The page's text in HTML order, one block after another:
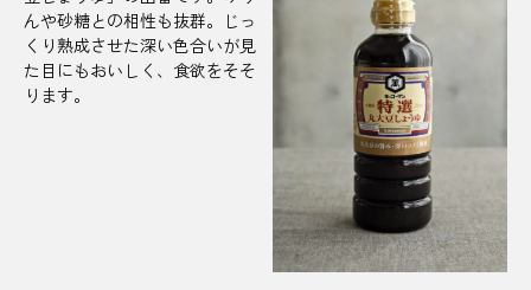
んや砂糖との相性も抜群。じっ
くり熟成させた深い色合いが見
た目にもおいしく、食欲をそそ
ります。